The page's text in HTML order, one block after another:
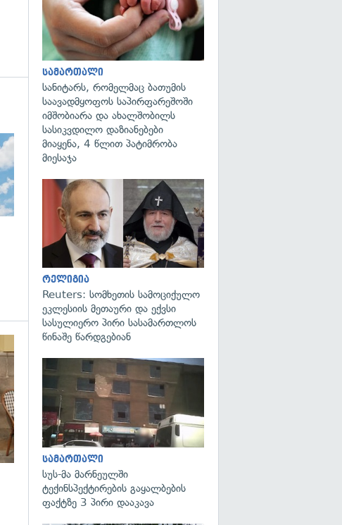
გადახედვა
სამართალი
სანიტარს, რომელმაც ბათუმის
საავადმყოფოს საპირფარეშოში
იმშობიარა და ახალშობილს
სასიკვდილო დაზიანებები
მიაყენა, 4 წლით პატიმრობა
მიესაჯა
რელიგია
Reuters: სომხეთის სამოციქულო
ეკლესიის მეთაური და ექვსი
სასულიერო პირი სასამართლოს
წინაშე წარდგებიან
სამართალი
სუს-მა მარნეულში
ტექინსპექტირების გაყალბების
ფაქტზე 3 პირი დააკავა